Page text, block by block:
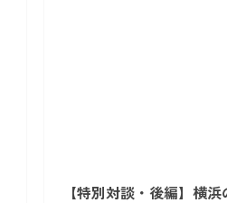
【特別対談・後編】横